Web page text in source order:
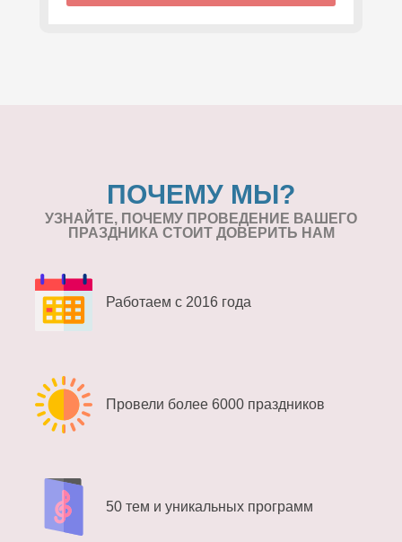
ПОЧЕМУ МЫ?
УЗНАЙТЕ, ПОЧЕМУ ПРОВЕДЕНИЕ ВАШЕГО
ПРАЗДНИКА СТОИТ ДОВЕРИТЬ НАМ
Работаем с 2016 года
Провели более 6000 праздников
50 тем и уникальных программ